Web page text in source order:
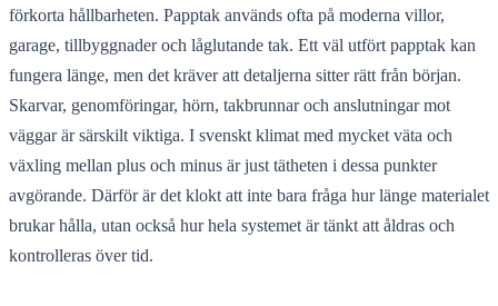
förkorta hållbarheten. Papptak används ofta på moderna villor,
garage, tillbyggnader och låglutande tak. Ett väl utfört papptak kan
fungera länge, men det kräver att detaljerna sitter rätt från början.
Skarvar, genomföringar, hörn, takbrunnar och anslutningar mot
väggar är särskilt viktiga. I svenskt klimat med mycket väta och
växling mellan plus och minus är just tätheten i dessa punkter
avgörande. Därför är det klokt att inte bara fråga hur länge materialet
brukar hålla, utan också hur hela systemet är tänkt att åldras och
kontrolleras över tid.